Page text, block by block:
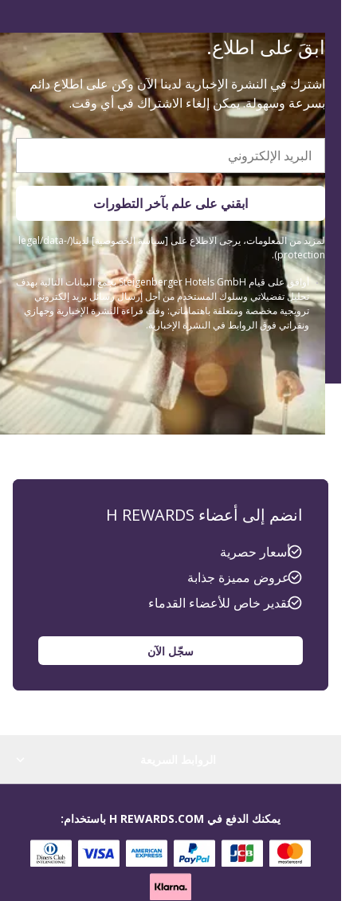
ابقَ على اطلاع.
اشترك في النشرة الإخبارية لدينا الآن وكن على اطلاع دائم
بسرعة وسهولة. يمكن إلغاء الاشتراك في أي وقت.
البريد الإلكتروني
ابقني على علم بآخر التطورات
لمزيد من المعلومات، يرجى الاطلاع على [سياسة الخصوصية] لدينا(/legal/data-
protection).
أوافق على قيام Steigenberger Hotels GmbH بجمع البيانات التالية بهدف
تحليل تفضيلاتي وسلوك المستخدم من أجل إرسال رسائل بريد إلكتروني
ترويجية مخصصة ومتعلقة باهتماماتي: وقت قراءة النشرة الإخبارية وجهازي
ونقراتي فوق الروابط في النشرة الإخبارية.
انضم إلى أعضاء H REWARDS
أسعار حصرية
عروض مميزة جذابة
تقدير خاص للأعضاء القدماء
سجّل الآن
يمكنك الدفع في H REWARDS.COM باستخدام: